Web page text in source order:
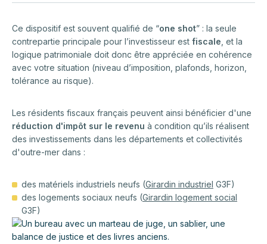
Ce dispositif est souvent qualifié de “one shot” : la seule
contrepartie principale pour l’investisseur est fiscale , et la
logique patrimoniale doit donc être appréciée en cohérence
avec votre situation (niveau d’imposition, plafonds, horizon,
tolérance au risque).
Les résidents fiscaux français peuvent ainsi bénéficier d'une
réduction d'impôt sur le revenu à condition qu’ils réalisent
des investissements dans les départements et collectivités
d'outre-mer dans :
des matériels industriels neufs (Girardin industriel G3F)
des logements sociaux neufs (Girardin logement social
G3F)